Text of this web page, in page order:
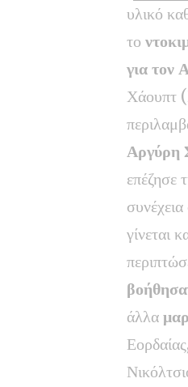
υλικό
το
για τον
Χάουπτ
Αργύρη
επέζησε
γίνεται
άλλα